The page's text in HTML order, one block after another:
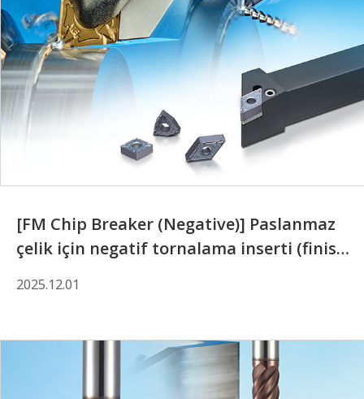
[FM Chip Breaker (Negative)] Paslanmaz
çelik için negatif tornalama inserti (finisaj
2025.12.01